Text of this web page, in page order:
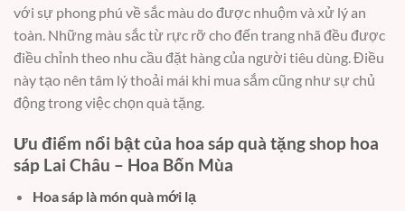
với sự phong phú về sắc màu do được nhuộm và xử lý an
toàn. Những màu sắc từ rực rỡ cho đến trang nhã đều được
điều chỉnh theo nhu cầu đặt hàng của người tiêu dùng. Điều
này tạo nên tâm lý thoải mái khi mua sắm cũng như sự chủ
động trong việc chọn quà tặng.
Ưu điểm nổi bật của hoa sáp quà tặng shop hoa
sáp Lai Châu – Hoa Bốn Mùa
Hoa sáp là món quà mới lạ